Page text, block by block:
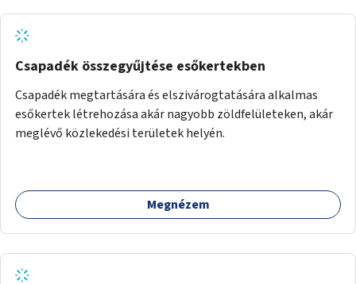
Csapadék összegyűjtése esőkertekben
Csapadék megtartására és elszivárogtatására alkalmas
esőkertek létrehozása akár nagyobb zöldfelületeken, akár
meglévő közlekedési területek helyén.
Megnézem